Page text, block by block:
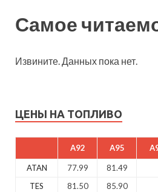
Самое
Извините. Данных пока нет.
ЦЕНЫ НА ТОПЛИВО
A92 A95
ATAN 77.99 81.49
TES
81.50 85.90